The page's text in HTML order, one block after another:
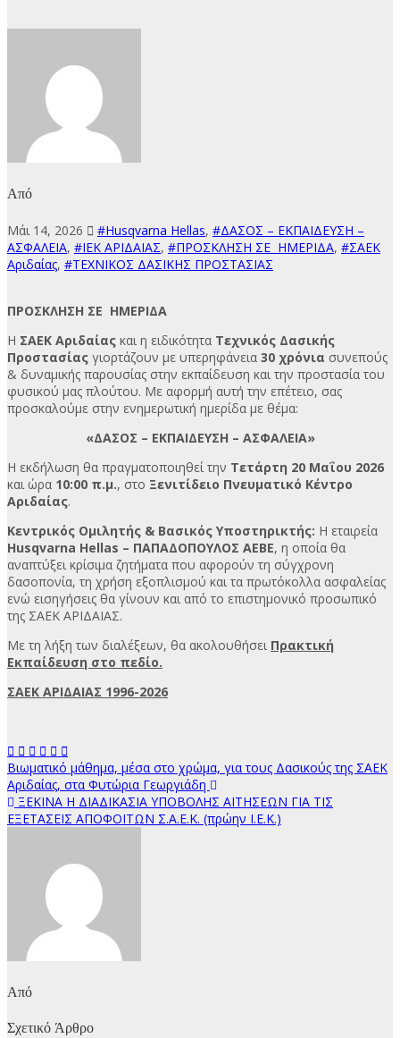
Από
Μάι 14, 2026 #Husqvarna Hellas, #ΔΑΣΟΣ – ΕΚΠΑΙΔΕΥΣΗ –
ΑΣΦΑΛΕΙΑ, #ΙΕΚ ΑΡΙΔΑΙΑΣ, #ΠΡΟΣΚΛΗΣΗ ΣΕ ΗΜΕΡΙΔΑ, #ΣΑΕΚ
Αριδαίας, #ΤΕΧΝΙΚΟΣ ΔΑΣΙΚΗΣ ΠΡΟΣΤΑΣΙΑΣ
ΠΡΟΣΚΛΗΣΗ ΣΕ ΗΜΕΡΙΔΑ
Η ΣΑΕΚ Αριδαίας και η ειδικότητα Τεχνικός Δασικής
Προστασίας γιορτάζουν με υπερηφάνεια 30 χρόνια συνεπούς
& δυναμικής παρουσίας στην εκπαίδευση και την προστασία του
φυσικού μας πλούτου. Με αφορμή αυτή την επέτειο, σας
προσκαλούμε στην ενημερωτική ημερίδα με θέμα:
«ΔΑΣΟΣ – ΕΚΠΑΙΔΕΥΣΗ – ΑΣΦΑΛΕΙΑ»
Η εκδήλωση θα πραγματοποιηθεί την Τετάρτη 20 Μαΐου 2026
και ώρα 10:00 π.μ., στο Ξενιτίδειο Πνευματικό Κέντρο
Αριδαίας.
Κεντρικός Ομιλητής & Βασικός Υποστηρικτής: Η εταιρεία
Husqvarna Hellas – ΠΑΠΑΔΟΠΟΥΛΟΣ ΑΕΒΕ, η οποία θα
αναπτύξει κρίσιμα ζητήματα που αφορούν τη σύγχρονη
δασοπονία, τη χρήση εξοπλισμού και τα πρωτόκολλα ασφαλείας
ενώ εισηγήσεις θα γίνουν και από το επιστημονικό προσωπικό
της ΣΑΕΚ ΑΡΙΔΑΙΑΣ.
Με τη λήξη των διαλέξεων, θα ακολουθήσει Πρακτική
Εκπαίδευση στο πεδίο.
ΣΑΕΚ ΑΡΙΔΑΙΑΣ 1996-2026
Πλοήγηση
άρθρων
Βιωματικό μάθημα, μέσα στο χρώμα, για τους Δασικούς της ΣΑΕΚ
Αριδαίας, στα Φυτώρια Γεωργιάδη
ΞΕΚΙΝΑ Η ΔΙΑΔΙΚΑΣΙΑ ΥΠΟΒΟΛΗΣ ΑΙΤΗΣΕΩΝ ΓΙΑ ΤΙΣ
ΕΞΕΤΑΣΕΙΣ ΑΠΟΦΟΙΤΩΝ Σ.Α.Ε.Κ. (πρώην Ι.Ε.Κ.)
Από
Σχετικό Άρθρο